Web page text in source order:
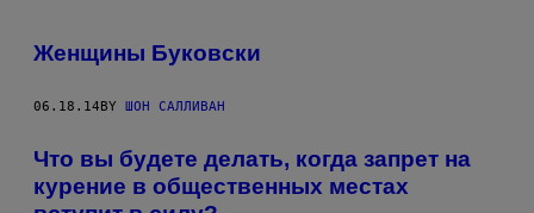
Женщины Буковски
06.18.14BY ШОН САЛЛИВАН
Что вы будете делать, когда запрет на
курение в общественных местах